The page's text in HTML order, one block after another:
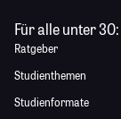
Für alle unter 30:
Ratgeber
Studienthemen
Studienformate